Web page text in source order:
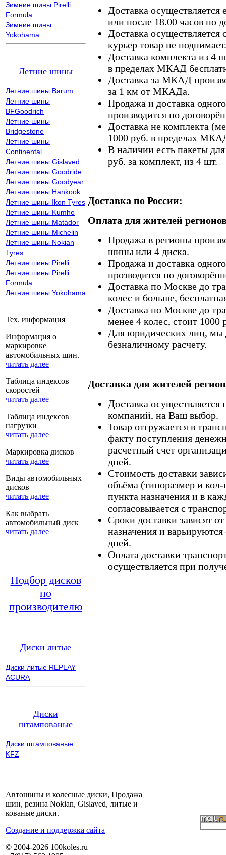
Зимние шины Pirelli
Formula
Зимние шины
Yokohama
Летние шины
Летние шины Barum
Летние шины
BFGoodrich
Летние шины
Bridgestone
Летние шины
Continental
Летние шины Gislaved
Летние шины Goodride
Летние шины Goodyear
Летние шины Hankook
Летние шины Ikon Tyres
Летние шины Kumho
Летние шины Matador
Летние шины Michelin
Летние шины Nokian
Tyres
Летние шины Pirelli
Летние шины Pirelli
Formula
Летние шины Yokohama
Тех. информация
Информация о
маркировке
автомобильных шин.
читать далее
Таблица индексов
скоростей
читать далее
Таблица индексов
нагрузки
читать далее
Маркировка дисков
читать далее
Виды автомобильных
дисков
читать далее
Как выбрать
автомобильный диск
читать далее
Подбор дисков
по
производителю
Диски литые
Диски литые REPLAY
ACURA
Диски
штампованые
Диски штампованые
KFZ
Доставка осуществляется
или после 18.00 часов по
Доставка осуществляется
курьер товар не поднимает.
Доставка комплекта из 4
в пределах МКАД
Доставка за МКАД
за 1 км от МКАДа.
Продажа и доставка
производится по
Доставка не комплекта
1000 руб. в пределах
В наличии есть пакеты
руб. за комплект, из 4 шт.
Доставка по России:
Оплата для жителей
Продажа в регионы
шины или 4 диска.
Продажа и доставка
прозводится по
Доставка по Москве до
колес и больше,
Доставка по Москве до
менее 4 колес, стоит 1000
Для юридических лиц, мы
безналичному расчету.
Доставка для жителей
Доставка
компаний, на Ваш выбор.
Товар отгружается в
факту поступления
расчетный счет
дней.
Стоимость доставки
объёма (типоразмер и кол-
пункта назначения и в
согласовывается с
Сроки доставки зависят
назначения и
дней.
Оплата доставки
осуществляется при
Автошины и колесные диски, Продажа
шин, резина Nokian, Gislaved, литые и
кованые диски.
Cоздание и поддержка сайта
© 2004-2026 100koles.ru